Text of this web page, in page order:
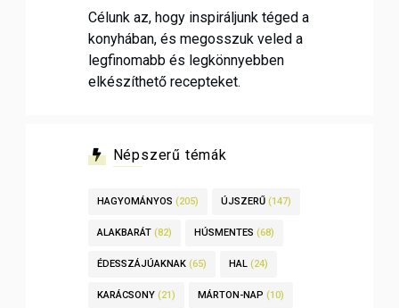
Célunk az, hogy inspiráljunk téged a
konyhában, és megosszuk veled a
legfinomabb és legkönnyebben
elkészíthető recepteket.
Népszerű témák
HAGYOMÁNYOS (205) ÚJSZERŰ (147)
ALAKBARÁT (82) HÚSMENTES (68)
ÉDESSZÁJÚAKNAK (65) HAL (24)
KARÁCSONY (21) MÁRTON-NAP (10)